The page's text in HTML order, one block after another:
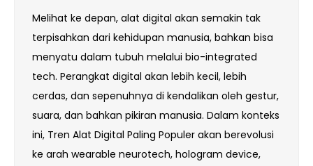
Melihat ke depan, alat digital akan semakin tak
terpisahkan dari kehidupan manusia, bahkan bisa
menyatu dalam tubuh melalui bio-integrated
tech. Perangkat digital akan lebih kecil, lebih
cerdas, dan sepenuhnya di kendalikan oleh gestur,
suara, dan bahkan pikiran manusia. Dalam konteks
ini, Tren Alat Digital Paling Populer akan berevolusi
ke arah wearable neurotech, hologram device,